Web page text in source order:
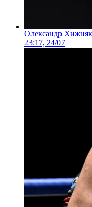
Олександр
23:17, 24/07